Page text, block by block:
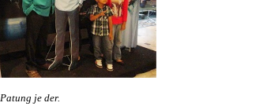
Patung je der.